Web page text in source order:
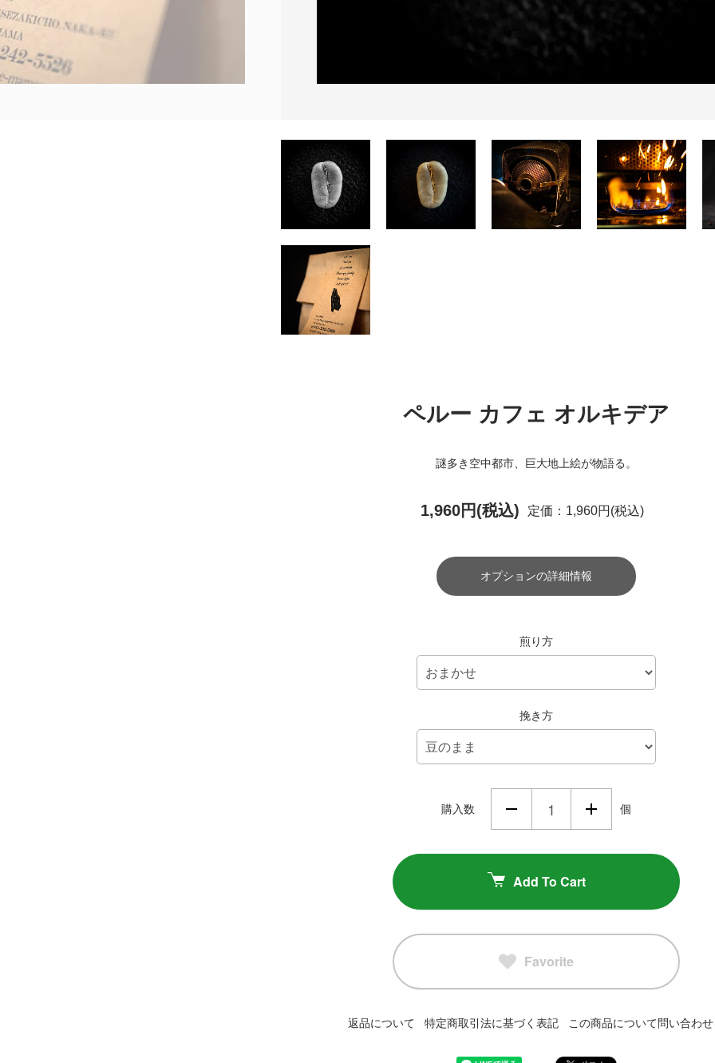
ペルー カフェ オルキデア
謎多き空中都市、巨大地上絵が物語る。
1,960円(税込) 定価：1,960円(税込)
オプションの詳細情報
煎り方
挽き方
購入数 個
Add To Cart
Favorite
返品について 特定商取引法に基づく表記 この商品について問い合わ